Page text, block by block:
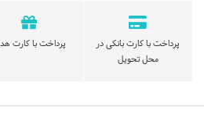
پرداخت با کارت بانکی در
محل تحویل
پرداخت با کارت